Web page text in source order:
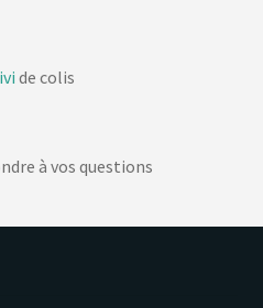
de colis
à vos questions